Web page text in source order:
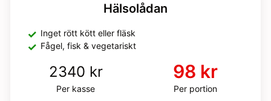
Hälsolådan
Inget rött kött eller fläsk
Fågel, fisk & vegetariskt
2340 kr
Per kasse
98 kr
Per portion